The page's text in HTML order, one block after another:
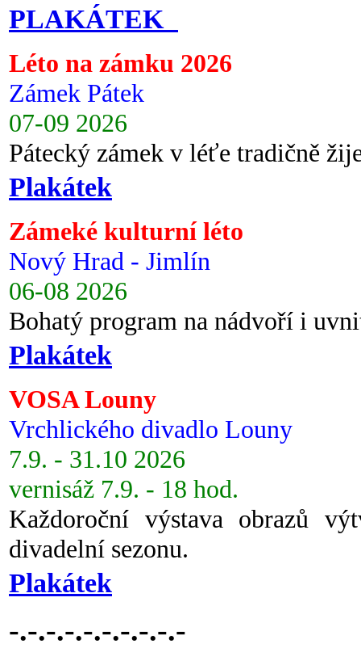
PLAKÁTEK
Léto na zámku 2026
Zámek Pátek
07-09 2026
Pátecký zámek v léťe tradičně
Plakátek
Zámeké kulturní léto
Nový Hrad - Jimlín
06-08 2026
Bohatý program na nádvoří i
Plakátek
VOSA Louny
Vrchlického divadlo Louny
7.9. - 31.10 2026
vernisáž 7.9. - 18 hod.
Každoroční výstava obrazů
divadelní sezonu.
Plakátek
-.-.-.-.-.-.-.-.-.-